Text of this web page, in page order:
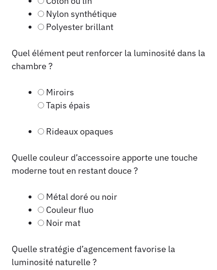
Nylon synthétique
Polyester brillant
Quel élément peut renforcer la luminosité dans la
chambre ?
Miroirs
Tapis épais
Rideaux opaques
Quelle couleur d’accessoire apporte une touche
moderne tout en restant douce ?
Métal doré ou noir
Couleur fluo
Noir mat
Quelle stratégie d’agencement favorise la
luminosité naturelle ?